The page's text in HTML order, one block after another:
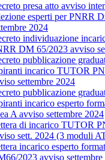
presa atto avviso
esperti per PNRR
2024
individuazione
DM 65/2023 avviso
pubblicazione
incarico TUTOR
settembre 2024
pubblicazione
incarico esperto
A avviso settembre 2024
di incarico TUTOR
sett. 2024 (3 moduli
incarico esperto
2023 avviso